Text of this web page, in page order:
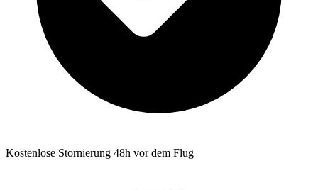
Kostenlose Stornierung 48h vor dem Flug